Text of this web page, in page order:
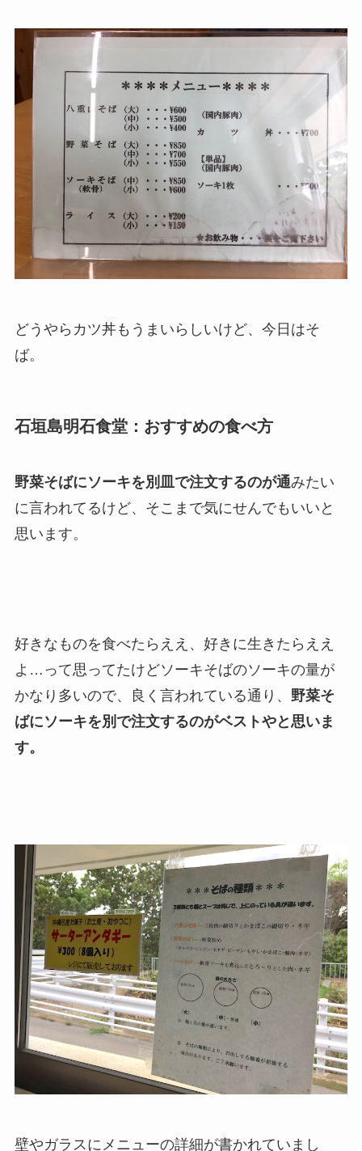
どうやらカツ丼もうまいらしいけど、今日はそ
ば。
石垣島明石食堂：おすすめの食べ方
野菜そばにソーキを別皿で注文するのが通みたい
に言われてるけど、そこまで気にせんでもいいと
思います。
好きなものを食べたらええ、好きに生きたらええ
よ…って思ってたけどソーキそばのソーキの量が
かなり多いので、良く言われている通り、 野菜そ
ばにソーキを別で注文するのがベストやと思いま
す。
壁やガラスにメニューの詳細が書かれていまし